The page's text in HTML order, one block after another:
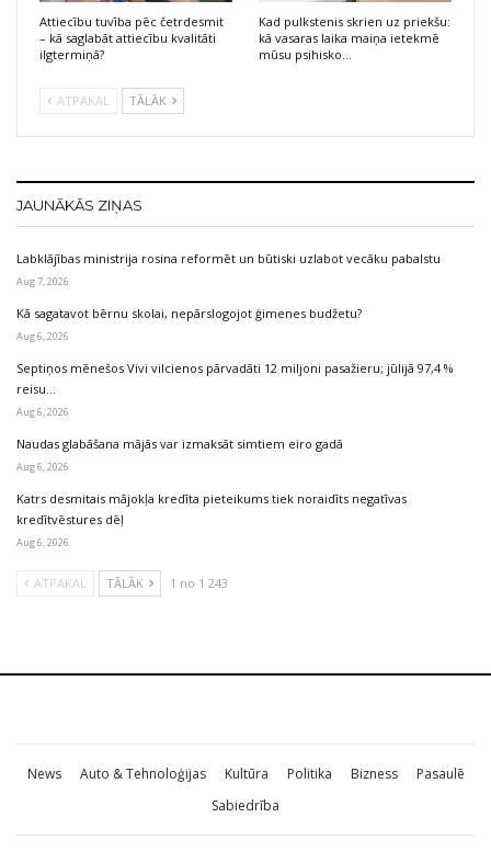
Attiecību tuvība pēc četrdesmit
– kā saglabāt attiecību kvalitāti
ilgtermiņā?
Kad pulkstenis skrien uz priekšu:
kā vasaras laika maiņa ietekmē
mūsu psihisko…
ATPAKAĻ TĀLĀK
JAUNĀKĀS ZIŅAS
Labklājības ministrija rosina reformēt un būtiski uzlabot vecāku pabalstu
Aug 7, 2026
Kā sagatavot bērnu skolai, nepārslogojot ģimenes budžetu?
Aug 6, 2026
Septiņos mēnešos Vivi vilcienos pārvadāti 12 miljoni pasažieru; jūlijā 97,4 %
reisu…
Aug 6, 2026
Naudas glabāšana mājās var izmaksāt simtiem eiro gadā
Aug 6, 2026
Katrs desmitais mājokļa kredīta pieteikums tiek noraidīts negatīvas
kredītvēstures dēļ
Aug 6, 2026
ATPAKAĻ TĀLĀK 1 no 1 243
News Auto & Tehnoloģijas Kultūra Politika Bizness
Pasaulē
Sabiedrība